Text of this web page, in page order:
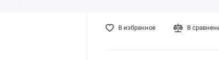
В избранное В